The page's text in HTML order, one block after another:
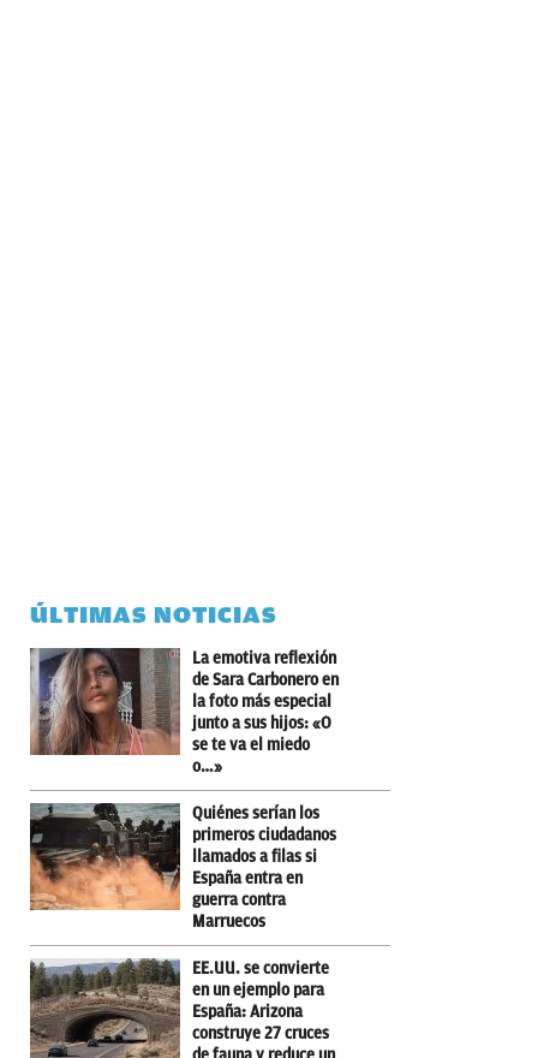
ÚLTIMAS NOTICIAS
La emotiva reflexión
de Sara Carbonero en
la foto más especial
junto a sus hijos: «O
se te va el miedo
o…»
Quiénes serían los
primeros ciudadanos
llamados a filas si
España entra en
guerra contra
Marruecos
EE.UU. se convierte
en un ejemplo para
España: Arizona
construye 27 cruces